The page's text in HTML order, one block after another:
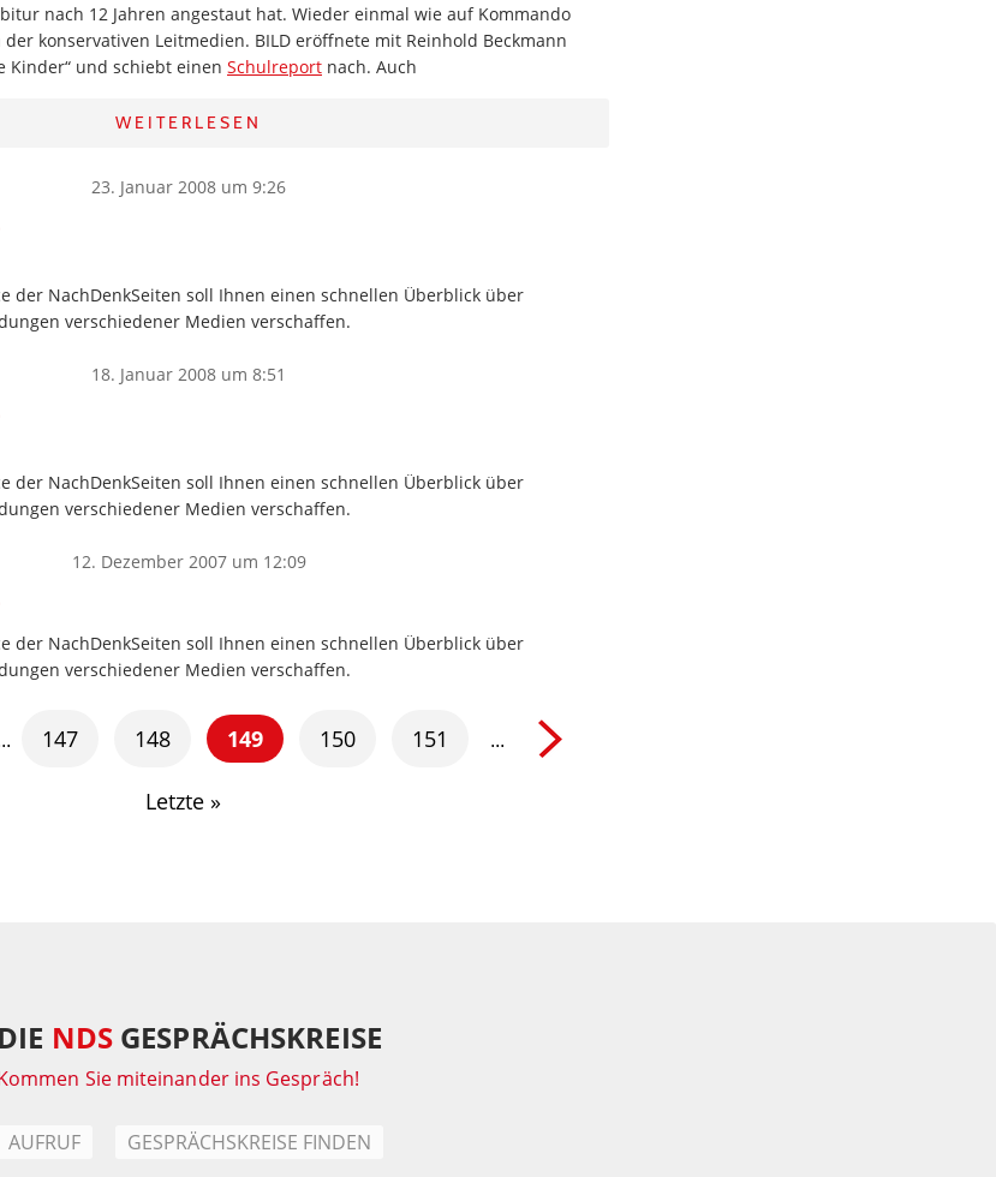
nach 12 Jahren angestaut hat. Wieder einmal wie auf Kommando
konservativen Leitmedien. BILD eröffnete mit Reinhold Beckmann
Kinder“ und schiebt einen Schulreport nach. Auch
WEITERLESEN
23. Januar 2008 um 9:26
der NachDenkSeiten soll Ihnen einen schnellen Überblick über
verschiedener Medien verschaffen.
18. Januar 2008 um 8:51
der NachDenkSeiten soll Ihnen einen schnellen Überblick über
verschiedener Medien verschaffen.
12. Dezember 2007 um 12:09
der NachDenkSeiten soll Ihnen einen schnellen Überblick über
verschiedener Medien verschaffen.
147 148 149 150 151 ...
Letzte »
DIE NDSGESPRÄCHSKREISE
Sie miteinander ins Gespräch!
AUFRUF GESPRÄCHSKREISE FINDEN